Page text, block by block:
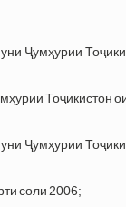
Ҷумҳурии
Тоҷикистон
Ҷумҳурии
соли 2006;